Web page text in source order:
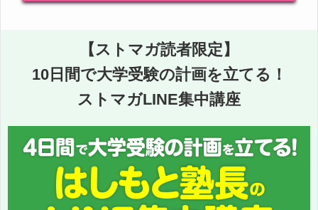
【ストマガ読者限定】
10日間で大学受験の計画を立てる！
ストマガLINE集中講座